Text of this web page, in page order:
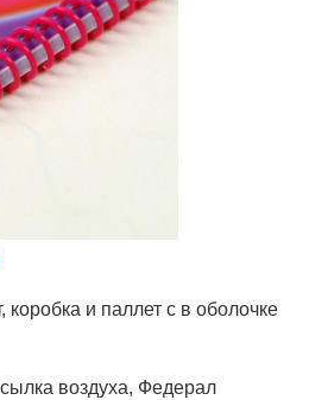
коробка и паллет с в оболочке
воздуха, Федерал